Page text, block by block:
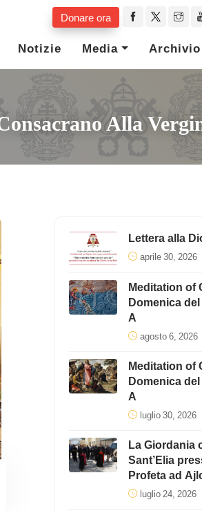
Donare ora
Notizie Media
Alla
Lettera alla
aprile 30, 2026
Meditation of
Domenica
A
agosto 6, 2026
Meditation of
Domenica
A
luglio 30, 2026
La Giordania
Sant’Elia
Profeta ad
luglio 24, 2026